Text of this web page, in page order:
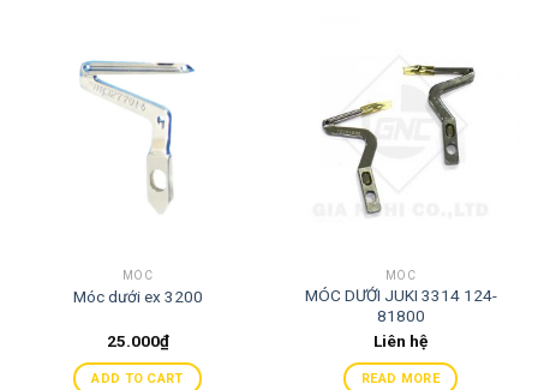
MÓC
Móc dưới ex 3200
25.000₫
ADD TO CART
MÓC
MÓC DƯỚI JUKI 3314 124-
81800
Liên hệ
READ MORE